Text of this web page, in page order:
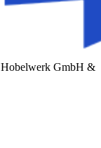
Hobelwerk GmbH &